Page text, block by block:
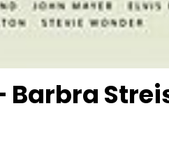
Barbra